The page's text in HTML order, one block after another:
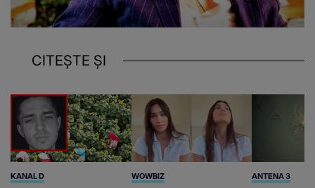
CITEȘTE ȘI
KANAL D WOWBIZ ANTENA 3